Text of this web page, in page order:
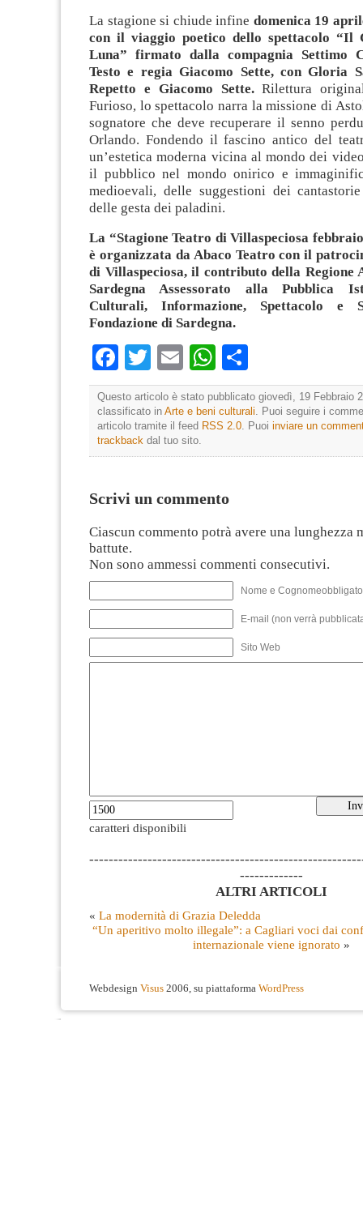
La stagione si chiude infine domenica 19
con il viaggio poetico dello spettacolo “Il
Luna” firmato dalla compagnia Settimo
Testo e regia Giacomo Sette, con Gloria
Repetto e Giacomo Sette. Rilettura
Furioso, lo spettacolo narra la missione di
sognatore che deve recuperare il senno
Orlando. Fondendo il fascino antico del
un’estetica moderna vicina al mondo dei
il pubblico nel mondo onirico e
medioevali, delle suggestioni dei
delle gesta dei paladini.
La “Stagione Teatro di Villaspeciosa
è organizzata da Abaco Teatro con il
di Villaspeciosa, il contributo della Regione
Sardegna Assessorato alla Pubblica
Culturali, Informazione, Spettacolo e
Fondazione di Sardegna.
Facebook
TwitterEmailWhatsApp
Questo articolo è stato pubblicato giovedì, 19 Febbraio
classificato in Arte e beni culturali . Puoi seguire i
articolo tramite il feed RSS 2.0 . Puoi inviare un
trackback dal tuo sito.
Scrivi un commento
Ciascun commento potrà avere una lunghezza
battute.
Non sono ammessi commenti consecutivi.
Nome e
E-mail (non verrà
Sito Web
caratteri disponibili
-------------
ALTRI ARTICOLI
« La modernità di Grazia Deledda
“Un aperitivo molto illegale”: a Cagliari voci dai
internazionale viene ignorato »
Webdesign Visus 2006, su piattaforma WordPress